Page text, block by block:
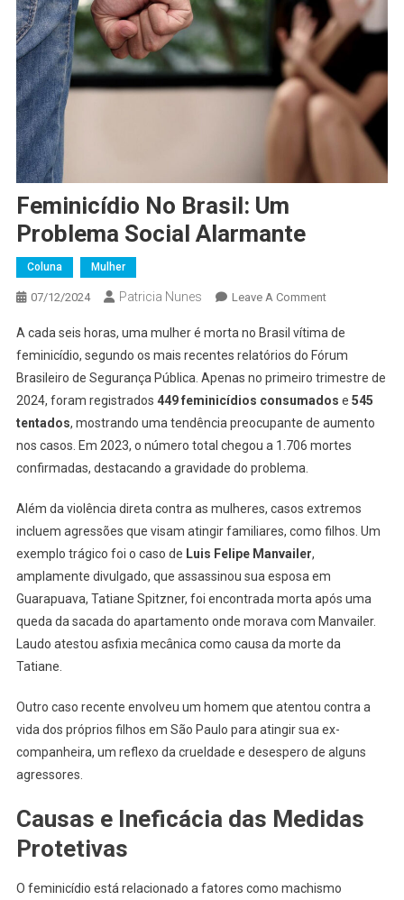
Feminicídio No Brasil: Um
Problema Social Alarmante
Coluna Mulher
07/12/2024 Patricia Nunes Leave A CommentOn
No
Brasil:
Um
Problema
Social
Alarmante
A cada seis horas, uma mulher é morta no Brasil vítima de
feminicídio, segundo os mais recentes relatórios do Fórum
Brasileiro de Segurança Pública. Apenas no primeiro trimestre de
2024, foram registrados 449 feminicídios consumados e 545
tentados, mostrando uma tendência preocupante de aumento
nos casos. Em 2023, o número total chegou a 1.706 mortes
confirmadas, destacando a gravidade do problema.
Além da violência direta contra as mulheres, casos extremos
incluem agressões que visam atingir familiares, como filhos. Um
exemplo trágico foi o caso de Luis Felipe Manvailer,
amplamente divulgado, que assassinou sua esposa em
Guarapuava, Tatiane Spitzner, foi encontrada morta após uma
queda da sacada do apartamento onde morava com Manvailer.
Laudo atestou asfixia mecânica como causa da morte da
Tatiane.
Outro caso recente envolveu um homem que atentou contra a
vida dos próprios filhos em São Paulo para atingir sua ex-
companheira, um reflexo da crueldade e desespero de alguns
agressores.
Causas e Ineficácia das Medidas
Protetivas
O feminicídio está relacionado a fatores como machismo